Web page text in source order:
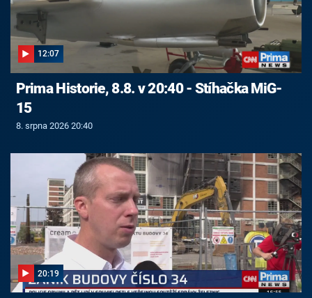
12:07
Prima Historie, 8.8. v 20:40 - Stíhačka MiG-
15
8. srpna 2026 20:40
20:19